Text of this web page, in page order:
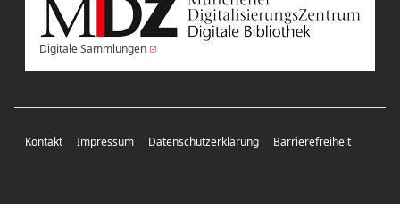
Digitale Sammlungen
Kontakt Impressum Datenschutzerklärung Barrierefreiheit